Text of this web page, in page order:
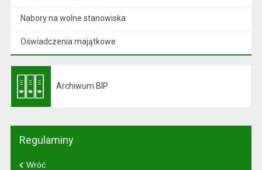
Nabory na wolne stanowiska
Oświadczenia majątkowe
Archiwum BIP
Regulaminy
Wróć